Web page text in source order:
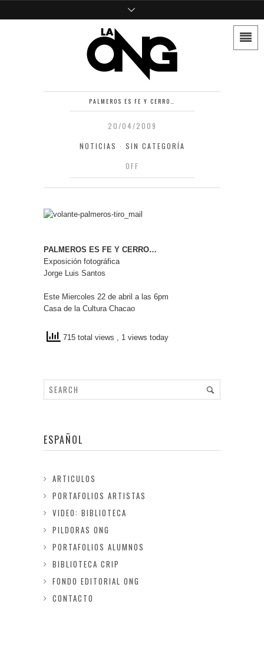
PALMEROS ES FE Y CERRO…
20/04/2009
NOTICIAS · SIN CATEGORÍA
OFF
PALMEROS ES FE Y CERRO…
Exposición fotográfica
Jorge Luis Santos
Este Miercoles 22 de abril a las 6pm
Casa de la Cultura Chacao
715 total views , 1 views today
ESPAÑOL
ARTICULOS
PORTAFOLIOS ARTISTAS
VIDEO: BIBLIOTECA
PILDORAS ONG
PORTAFOLIOS ALUMNOS
BIBLIOTECA CRIP
FONDO EDITORIAL ONG
CONTACTO